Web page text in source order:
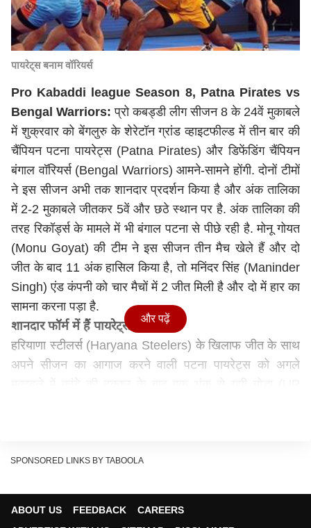
पायरेट्स बनाम वॉरियर्स
Pro Kabaddi league Season 8, Patna Pirates vs
Bengal Warriors: प्रो कबड्डी लीग सीजन 8 के 24वें मुकाबले
में शुक्रवार को बेंगलुरु के शेरेटॉन ग्रांड व्हाइटफील्ड में तीन बार की
चैंपियन पटना पायरेट्स (Patna Pirates) और डिफेंडिंग चैंपियन
बंगाल वॉरियर्स (Bengal Warriors) आमने-सामने होंगी. दोनों टीमों
ने इस सीजन अभी तक शानदार प्रदर्शन किया है और अंक तालिका
में 2-2 मुकाबले जीतकर 5वें और छठे स्थान पर है. अंक तालिका की
तरह रिकॉर्ड्स के मामले में भी बंगाल पटना से पीछे रही है. मोनू गोयत
(Monu Goyat) की टीम ने इस सीजन तीन मैच खेले हैं और दो
जीत के बाद 11 अंक हासिल किया है, तो मनिंदर सिंह (Maninder
Singh) एंड कंपनी को चार मैचों में 2 जीत मिली है और दो में हार का
सामना करना पड़ा है.
शानदार फॉर्म में हैं पायरेट्स
हरियाणा स्टीलर्स (Haryana Steelers) के खिलाफ जीत के साथ
अपने सीजन का आगाज करने वाली पटना पायरेट्स को अगले
और डिफेंस तो सबसे मजबूत नजर आ रहा है. ईरानी दीवार
और पढ़ें
SPONSORED LINKS BY TABOOLA
ABOUT US FEEDBACK
CAREERS